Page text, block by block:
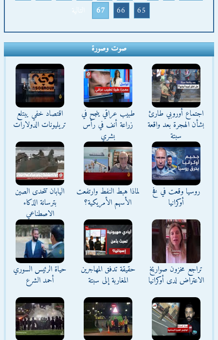
65
66
67
صوت وصورة
اجتماع أوروبي طارئ
بشأن الهجرة بعد واقعة
سبتة
طبيب عراقي ينجح في
زراعة أنف في رأس
بشري
اقتصاد خفي يبتلع
تريليونات الدولارات
روسيا وقعت في فخ
أوكرانيا
لماذا هبط النفط وارتفعت
الأسهم الأمريكية؟
اليابان تتحدى الصين
بترسانة الذكاء
الاصطناعي
تراجع مخزون صواريخ
الاعتراض لدى أوكرانيا
حقيقة تدفق المهاجرين
المغاربة إلى سبتة
حياة الرئيس السوري
أحمد الشرع